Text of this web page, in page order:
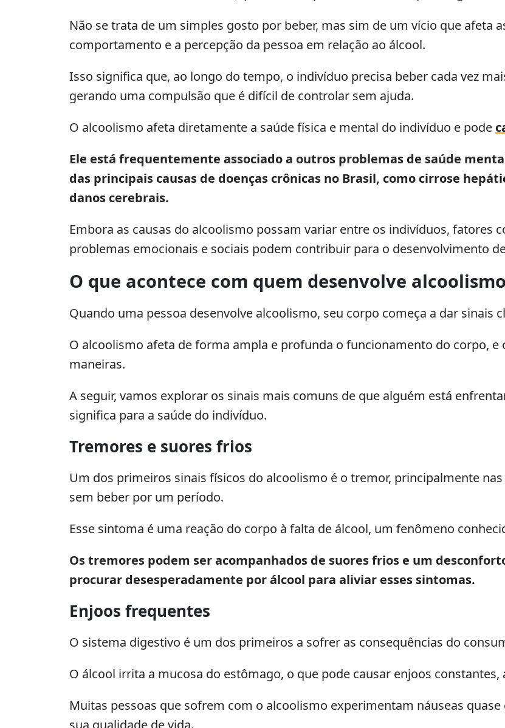
Não se trata de um simples gosto por beber, mas sim de um vício que afeta
comportamento e a percepção da pessoa em relação ao álcool.
Isso significa que, ao longo do tempo, o indivíduo precisa beber cada vez
gerando uma compulsão que é difícil de controlar sem ajuda.
O alcoolismo afeta diretamente a saúde física e mental do indivíduo e pode
Ele está frequentemente associado a outros problemas de saúde
das principais causas de doenças crônicas no Brasil, como cirrose
danos cerebrais.
Embora as causas do alcoolismo possam variar entre os indivíduos, fatores
problemas emocionais e sociais podem contribuir para o desenvolvimento
O que acontece com quem desenvolve
Quando uma pessoa desenvolve alcoolismo, seu corpo começa a dar sinais
O alcoolismo afeta de forma ampla e profunda o funcionamento do corpo,
maneiras.
A seguir, vamos explorar os sinais mais comuns de que alguém está
significa para a saúde do indivíduo.
Tremores e suores frios
Um dos primeiros sinais físicos do alcoolismo é o tremor, principalmente
sem beber por um período.
Esse sintoma é uma reação do corpo à falta de álcool, um fenômeno
Os tremores podem ser acompanhados de suores frios e um
procurar desesperadamente por álcool para aliviar esses sintomas.
Enjoos frequentes
O sistema digestivo é um dos primeiros a sofrer as consequências do
O álcool irrita a mucosa do estômago, o que pode causar enjoos
Muitas pessoas que sofrem com o alcoolismo experimentam náuseas